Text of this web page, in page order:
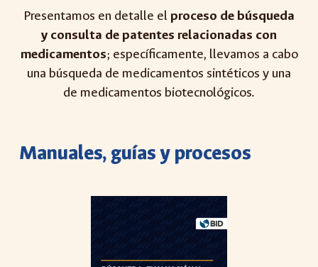
Presentamos en detalle el proceso de búsqueda
y consulta de patentes relacionadas con
medicamentos; específicamente, llevamos a cabo
una búsqueda de medicamentos sintéticos y una
de medicamentos biotecnológicos.
Manuales,guías y procesos